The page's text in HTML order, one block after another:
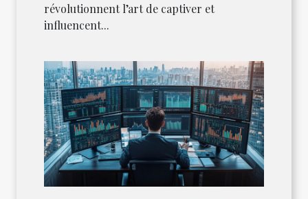
révolutionnent l’art de captiver et
influencent...